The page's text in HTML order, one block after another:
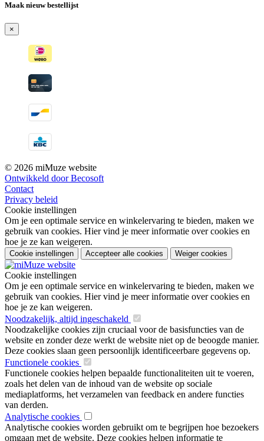
Maak nieuw bestellijst
×
© 2026 miMuze website
Ontwikkeld door Becosoft
Contact
Privacy beleid
Cookie instellingen
Om je een optimale service en winkelervaring te bieden, maken we
gebruik van cookies. Hier vind je meer informatie over cookies en
hoe je ze kan weigeren.
Cookie instellingen Accepteer alle cookies Weiger cookies
Cookie instellingen
Om je een optimale service en winkelervaring te bieden, maken we
gebruik van cookies. Hier vind je meer informatie over cookies en
hoe je ze kan weigeren.
Noodzakelijk, altijd ingeschakeld
Noodzakelijke cookies zijn cruciaal voor de basisfuncties van de
website en zonder deze werkt de website niet op de beoogde manier.
Deze cookies slaan geen persoonlijk identificeerbare gegevens op.
Functionele cookies
Functionele cookies helpen bepaalde functionaliteiten uit te voeren,
zoals het delen van de inhoud van de website op sociale
mediaplatforms, het verzamelen van feedback en andere functies
van derden.
Analytische cookies
Analytische cookies worden gebruikt om te begrijpen hoe bezoekers
omgaan met de website. Deze cookies helpen informatie te